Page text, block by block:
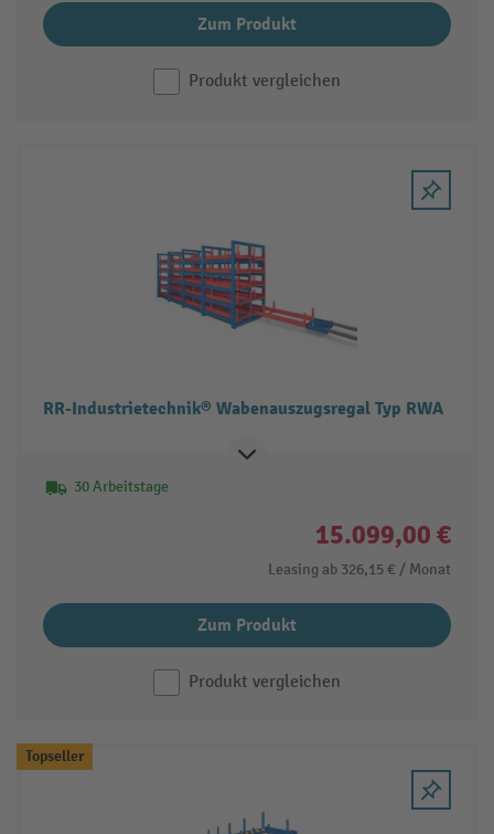
Zum Produkt
Produkt vergleichen
RR-Industrietechnik® Wabenauszugsregal Typ RWA
30 Arbeitstage
15.099,00 €
Leasing ab 326,15 € / Monat
Zum Produkt
Produkt vergleichen
Topseller